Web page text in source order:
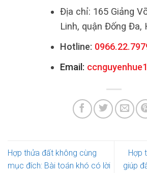
Địa chỉ: 165 Giảng
Linh, quận Đống Đa,
Hotline:
Email:
Hợp thửa đất không cùng
mục đích: Bài toán khó có lời
Hợp
giúp